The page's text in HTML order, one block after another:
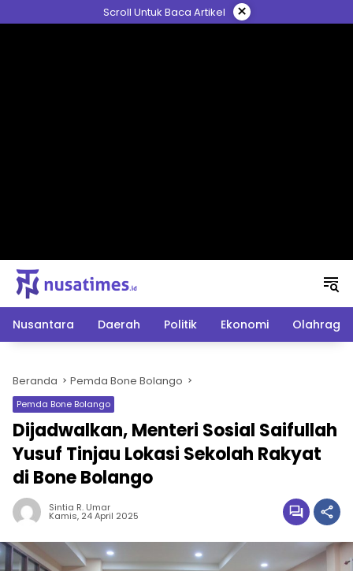
ke
Scroll Untuk Baca Artikel ×
Nusantara Daerah Politik Ekonomi Olahraga
Beranda Pemda Bone Bolango
Pemda Bone Bolango
Dijadwalkan, Menteri Sosial Saifullah
Yusuf Tinjau Lokasi Sekolah Rakyat
di Bone Bolango
Sintia R. Umar
Kamis, 24 April 2025